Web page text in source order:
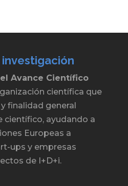
investigación
Avance Científico
científica que
finalidad general
científico, ayudando a
Europeas a
ups y empresas
de I+D+i.